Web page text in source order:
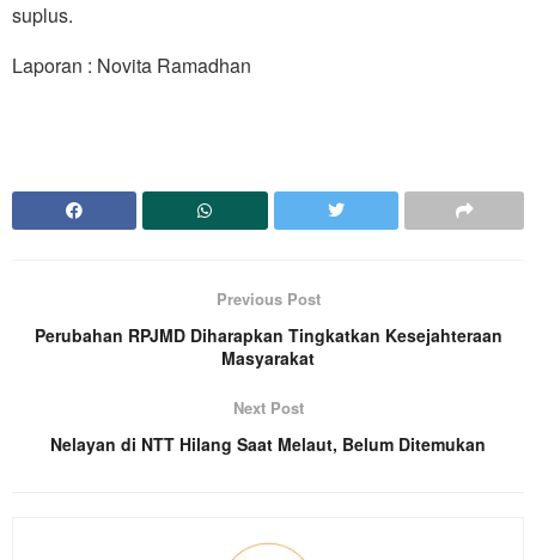
suplus.
Laporan : Novita Ramadhan
Previous Post
Perubahan RPJMD Diharapkan Tingkatkan Kesejahteraan
Masyarakat
Next Post
Nelayan di NTT Hilang Saat Melaut, Belum Ditemukan